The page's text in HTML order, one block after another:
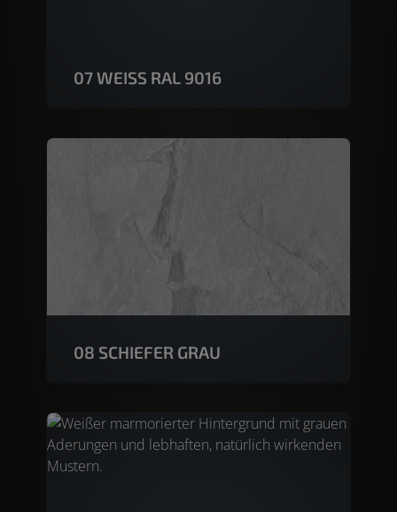
07 WEISS RAL 9016
08 SCHIEFER GRAU